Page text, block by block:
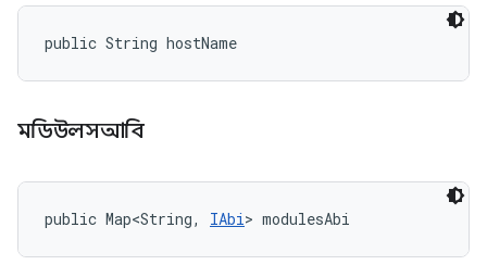
public String hostName
মডিউলসআবি
public Map<String, IAbi> modulesAbi